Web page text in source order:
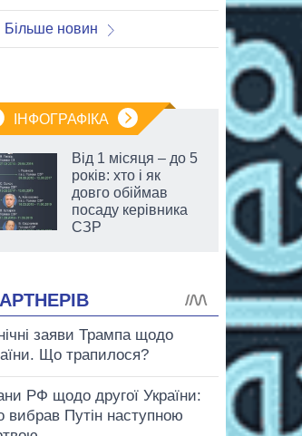
Більше новин
ІНФОГРАФІКА
Від 1 місяця – до 5
років: хто і як
довго обіймав
посаду керівника
СЗР